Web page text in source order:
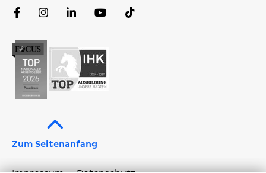
FacebookInstagram
LinkedInYouTube
Zum Seitenanfang